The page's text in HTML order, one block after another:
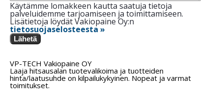
Käytämme lomakkeen kautta saatuja tietoja
palveluidemme tarjoamiseen ja toimittamiseen.
Lisätietoja löydät Vakiopaine Oy:n
tietosuojaselosteesta »
Lähetä
VP-TECH Vakiopaine OY
Laaja hitsausalan tuotevalikoima ja tuotteiden
hinta/laatusuhde on kilpailukykyinen. Nopeat ja varmat
toimitukset.